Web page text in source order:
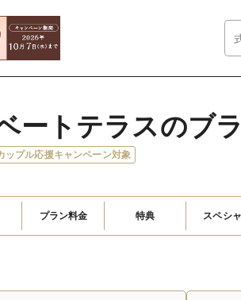
ートテラスのブ
ップル応援キャンペーン対象
プラン料金 特典 スペシ